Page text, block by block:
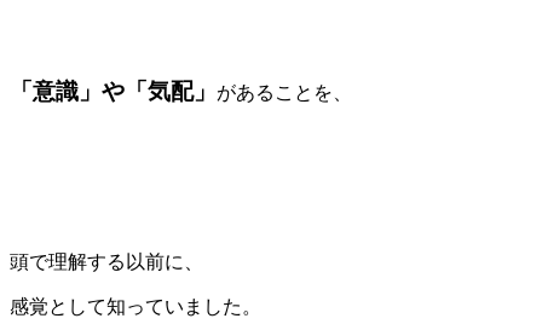
「意識」や「気配」 があることを、
頭で理解する以前に、
感覚として知っていました。